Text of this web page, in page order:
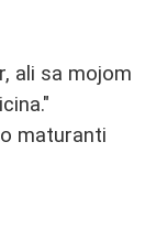
ali sa mojom
maturanti